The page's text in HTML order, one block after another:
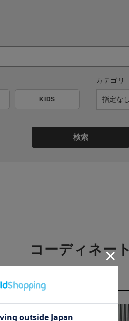
KIDS
カテゴリ
検索
コーディネート